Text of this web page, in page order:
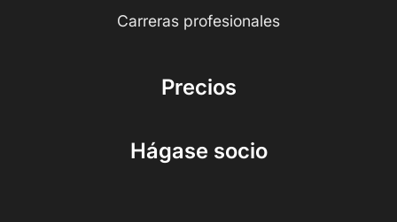
Carreras profesionales
Precios
Hágase socio